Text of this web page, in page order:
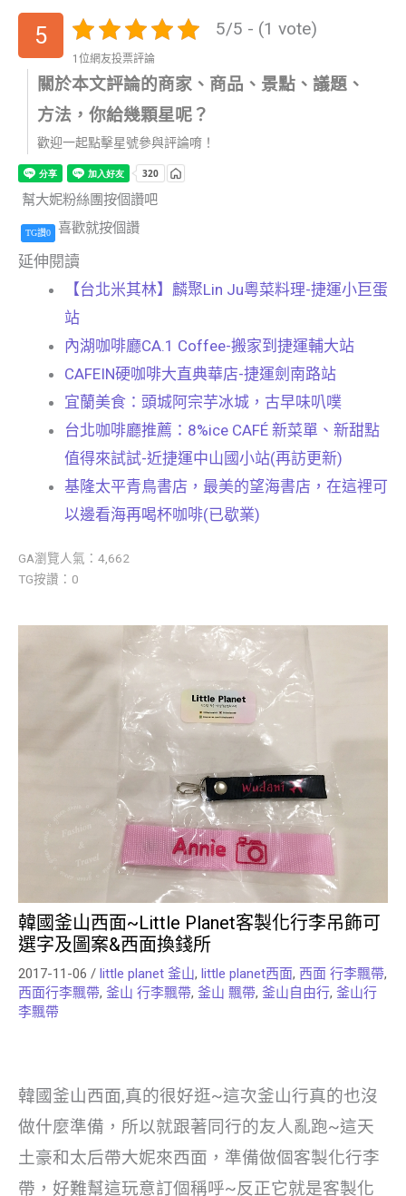
5 5/5 - (1 vote)
1位網友投票評論
關於本文評論的商家、商品、景點、議題、
方法，你給幾顆星呢？
歡迎一起點擊星號參與評論唷！
幫大妮粉絲團按個讚吧
TG讚0 喜歡就按個讚
延伸閱讀
【台北米其林】麟聚Lin Ju粵菜料理-捷運小巨蛋
站
內湖咖啡廳CA.1 Coffee-搬家到捷運輔大站
CAFEIN硬咖啡大直典華店-捷運劍南路站
宜蘭美食：頭城阿宗芋冰城，古早味叭噗
台北咖啡廳推薦：8%ice CAFÉ 新菜單、新甜點
值得來試試-近捷運中山國小站(再訪更新)
基隆太平青鳥書店，最美的望海書店，在這裡可
以邊看海再喝杯咖啡(已歇業)
GA瀏覽人氣：4,662
TG按讚：0
韓國釜山西面~Little Planet客製化行李吊飾可
選字及圖案&西面換錢所
2017-11-06 / little planet 釜山, little planet西面, 西面 行李飄帶,
西面行李飄帶, 釜山 行李飄帶, 釜山 飄帶, 釜山自由行, 釜山行
李飄帶
韓國釜山西面,真的很好逛~這次釜山行真的也沒
做什麼準備，所以就跟著同行的友人亂跑~這天
土豪和太后帶大妮來西面，準備做個客製化行李
帶，好難幫這玩意訂個稱呼~反正它就是客製化